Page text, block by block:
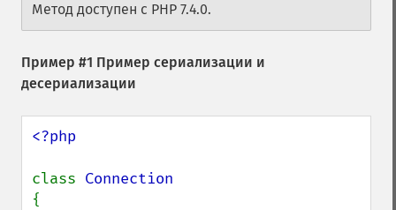
Метод доступен с PHP 7.4.0.
Пример #1 Пример сериализации и
десериализации
<?php
class
{